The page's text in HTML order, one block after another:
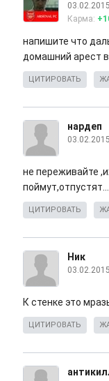
Карма:
напишите что
домашний арест
ЦИТИРОВАТЬ
нардеп
не переживайте
ЦИТИРОВАТЬ
Ник
К стенке это
ЦИТИРОВАТЬ